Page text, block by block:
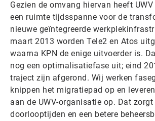
Gezien de omvang hiervan heeft
een ruimte tijdsspanne voor de
nieuwe geïntegreerde
maart 2013 worden Tele2 en Atos
waarna KPN de enige uitvoerder is.
nog een optimalisatiefase uit; eind
traject zijn afgerond. Wij werken
knippen het migratiepad op en
aan de UWV-organisatie op. Dat
doorlooptijden en een betere